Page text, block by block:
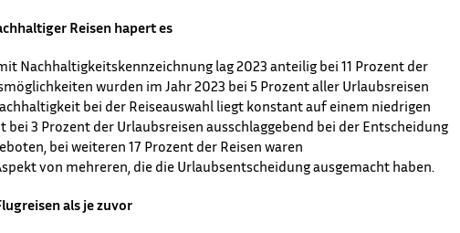
Reisen hapert es
Nachhaltigkeitskennzeichnung lag 2023 anteilig bei 11 Prozent der
wurden im Jahr 2023 bei 5 Prozent aller Urlaubsreisen
bei der Reiseauswahl liegt konstant auf einem niedrigen
bei 3 Prozent der Urlaubsreisen ausschlaggebend bei der Entscheidung
bei weiteren 17 Prozent der Reisen waren
von mehreren, die die Urlaubsentscheidung ausgemacht haben.
als je zuvor